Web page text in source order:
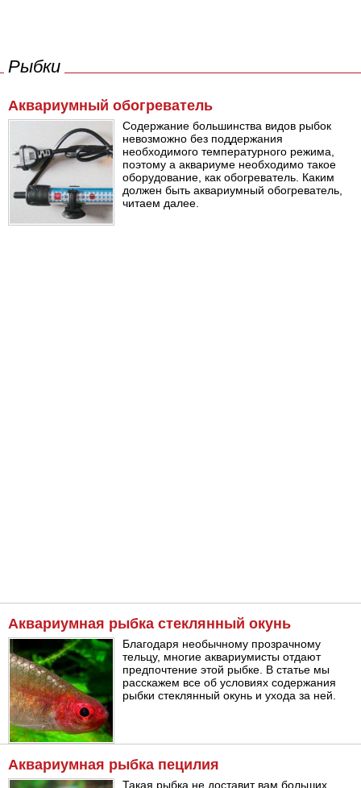
Рыбки
Аквариумный обогреватель
Содержание большинства видов рыбок
невозможно без поддержания
необходимого температурного режима,
поэтому а аквариуме необходимо такое
оборудование, как обогреватель. Каким
должен быть аквариумный обогреватель,
читаем далее.
Аквариумная рыбка стеклянный окунь
Благодаря необычному прозрачному
тельцу, многие аквариумисты отдают
предпочтение этой рыбке. В статье мы
расскажем все об условиях содержания
рыбки стеклянный окунь и ухода за ней.
Аквариумная рыбка пецилия
Такая рыбка не доставит вам больших